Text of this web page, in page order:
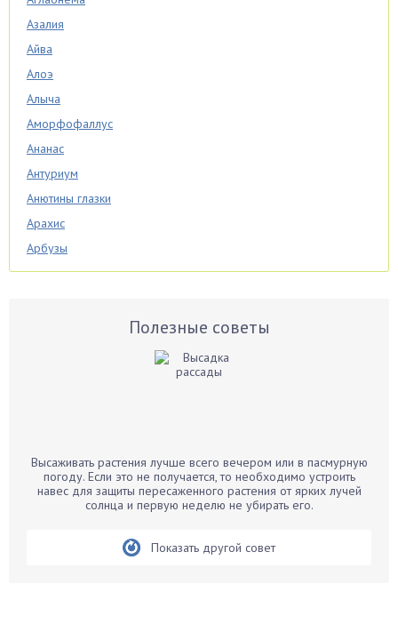
Азалия
Айва
Алоэ
Алыча
Аморфофаллус
Ананас
Антуриум
Анютины глазки
Арахис
Арбузы
Аспарагус
Бархатцы
Бегония
Полезные советы
Высаживать растения лучше всего вечером или в пасмурную
погоду. Если это не получается, то необходимо устроить
навес для защиты пересаженного растения от ярких лучей
солнца и первую неделю не убирать его.
Показать другой совет